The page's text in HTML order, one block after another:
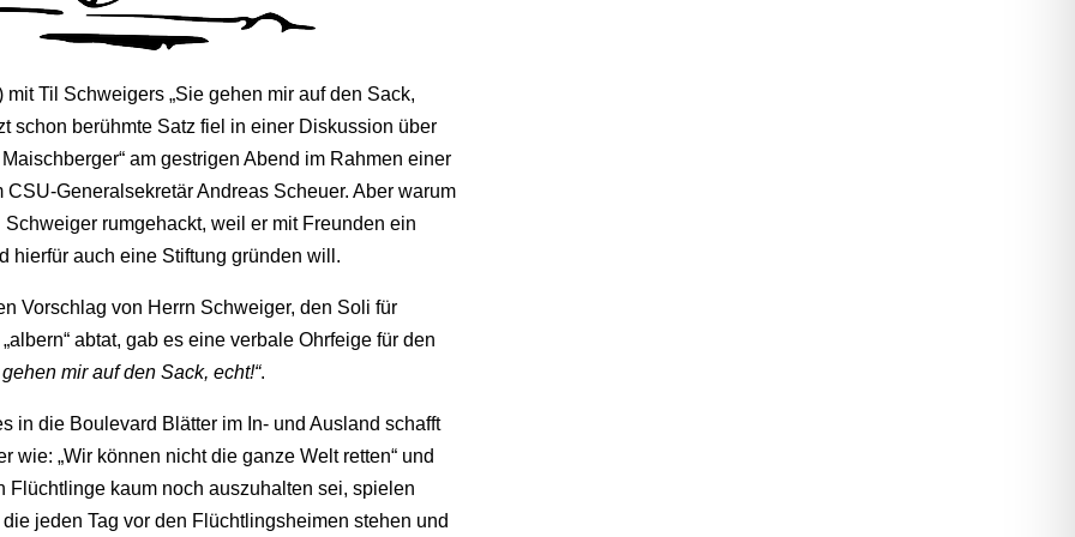
Til Schweigers „Sie gehen mir auf den Sack,
schon berühmte Satz fiel in einer Diskussion über
am gestrigen Abend im Rahmen einer
Generalsekretär Andreas Scheuer. Aber warum
rumgehackt, weil er mit Freunden ein
hierfür auch eine Stiftung gründen will.
Vorschlag von Herrn Schweiger, den Soli für
abtat, gab es eine verbale Ohrfeige für den
mir auf den Sack, echt!“.
in die Boulevard Blätter im In- und Ausland schafft
wie: „Wir können nicht die ganze Welt retten“ und
kaum noch auszuhalten sei, spielen
jeden Tag vor den Flüchtlingsheimen stehen und